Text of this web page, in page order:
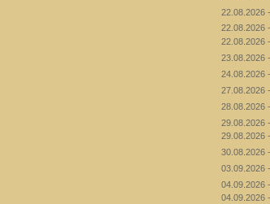
22.08.2026
22.08.2026
22.08.2026
23.08.2026
24.08.2026
27.08.2026
28.08.2026
29.08.2026
29.08.2026
30.08.2026
03.09.2026
04.09.2026
04.09.2026